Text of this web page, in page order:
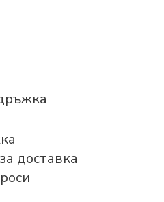
доставка